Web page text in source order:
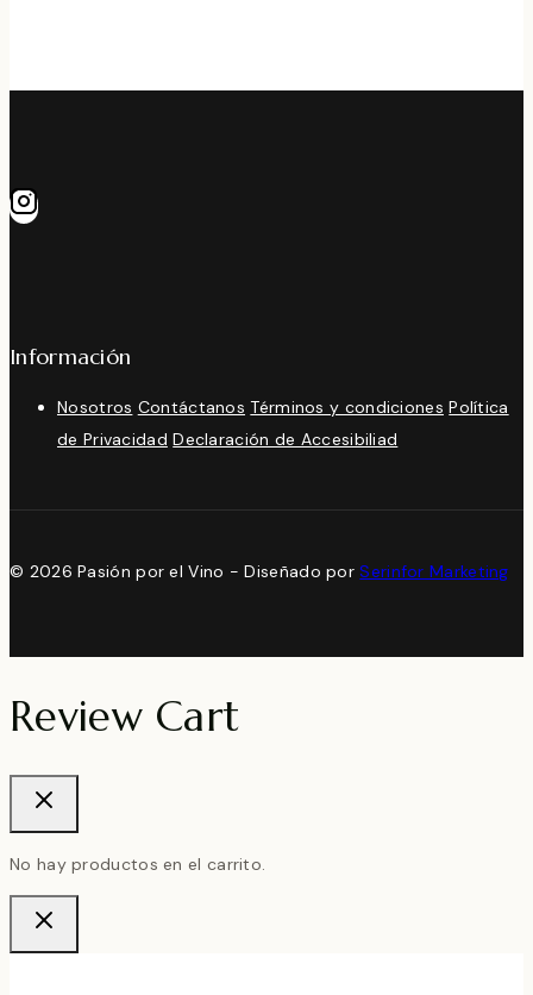
Información
Nosotros Contáctanos Términos y condiciones Política
de Privacidad Declaración de Accesibiliad
© 2026 Pasión por el Vino - Diseñado porSerinfor Marketing
Review Cart
No hay productos en el carrito.